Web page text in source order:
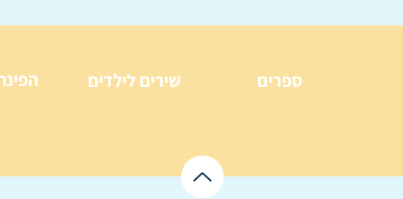
שירים לילדים ספרים